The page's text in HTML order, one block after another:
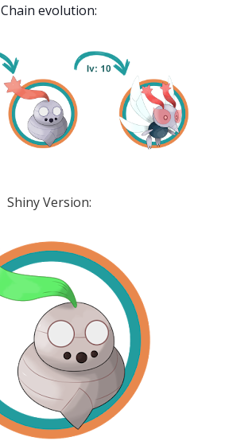
Chain evolution:
Shiny Version: